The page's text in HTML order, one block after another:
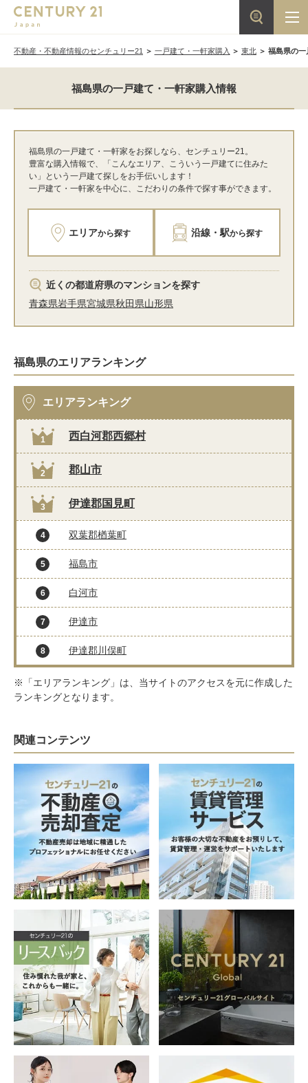
不動産・不動産情報のセンチュリー21 一戸建て・一軒家購入 東北 福島県の一
福島県の一戸建て・一軒家購入情報
福島県の一戸建て・一軒家をお探しなら、センチュリー21。
豊富な購入情報で、「こんなエリア、こういう一戸建てに住みた
い」という一戸建て探しをお手伝いします！
一戸建て・一軒家を中心に、こだわりの条件で探す事ができます。
エリアから探す 沿線・駅から探す
近くの都道府県のマンションを探す
青森県岩手県宮城県秋田県山形県
福島県のエリアランキング
エリアランキング
1 西白河郡西郷村
2 郡山市
3 伊達郡国見町
4 双葉郡楢葉町
5 福島市
6 白河市
7 伊達市
8 伊達郡川俣町
※「エリアランキング」は、当サイトのアクセスを元に作成した
ランキングとなります。
関連コンテンツ